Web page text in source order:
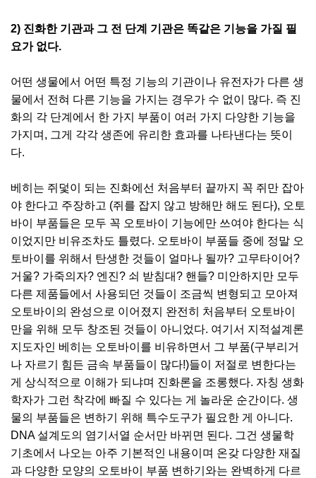
2) 진화한 기관과 그 전 단계 기관은 똑같은 기능을 가질 필
요가 없다.
어떤 생물에서 어떤 특정 기능의 기관이나 유전자가 다른 생
물에서 전혀 다른 기능을 가지는 경우가 수 없이 많다. 즉 진
화의 각 단계에서 한 가지 부품이 여러 가지 다양한 기능을
가지며, 그게 각각 생존에 유리한 효과를 나타낸다는 뜻이
다.
베히는 쥐덫이 되는 진화에선 처음부터 끝까지 꼭 쥐만 잡아
야 한다고 주장하고 (쥐를 잡지 않고 방해만 해도 된다), 오토
바이 부품들은 모두 꼭 오토바이 기능에만 쓰여야 한다는 식
이었지만 비유조차도 틀렸다. 오토바이 부품들 중에 정말 오
토바이를 위해서 탄생한 것들이 얼마나 될까? 고무타이어?
거울? 가죽의자? 엔진? 쇠 받침대? 핸들? 미안하지만 모두
다른 제품들에서 사용되던 것들이 조금씩 변형되고 모아져
오토바이의 완성으로 이어졌지 완전히 처음부터 오토바이
만을 위해 모두 창조된 것들이 아니었다. 여기서 지적설계론
지도자인 베히는 오토바이를 비유하면서 그 부품(구부리거
나 자르기 힘든 금속 부품들이 많다!)들이 저절로 변한다는
게 상식적으로 이해가 되냐며 진화론을 조롱했다. 자칭 생화
학자가 그런 착각에 빠질 수 있다는 게 놀라운 순간이다. 생
물의 부품들은 변하기 위해 특수도구가 필요한 게 아니다.
DNA 설계도의 염기서열 순서만 바뀌면 된다. 그건 생물학
기초에서 나오는 아주 기본적인 내용이며 온갖 다양한 재질
과 다양한 모양의 오토바이 부품 변하기와는 완벽하게 다르